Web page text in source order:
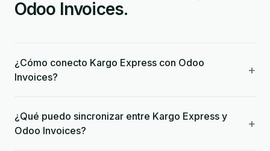
Odoo Invoices.
¿Cómo conecto Kargo Express con Odoo
Invoices?
+
¿Qué puedo sincronizar entre Kargo Express y
Odoo Invoices?
+